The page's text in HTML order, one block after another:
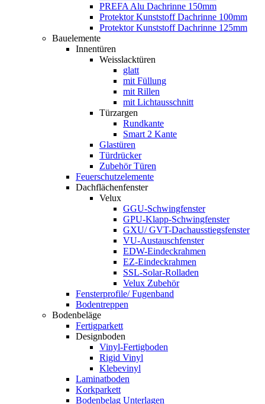
PREFA Alu Dachrinne 150mm
Protektor Kunststoff Dachrinne 100mm
Protektor Kunststoff Dachrinne 125mm
Bauelemente
Innentüren
Weisslacktüren
glatt
mit Füllung
mit Rillen
mit Lichtausschnitt
Türzargen
Rundkante
Smart 2 Kante
Glastüren
Türdrücker
Zubehör Türen
Feuerschutzelemente
Dachflächenfenster
Velux
GGU-Schwingfenster
GPU-Klapp-Schwingfenster
GXU/ GVT-Dachausstiegsfenster
VU-Austauschfenster
EDW-Eindeckrahmen
EZ-Eindeckrahmen
SSL-Solar-Rolladen
Velux Zubehör
Fensterprofile/ Fugenband
Bodentreppen
Bodenbeläge
Fertigparkett
Designboden
Vinyl-Fertigboden
Rigid Vinyl
Klebevinyl
Laminatboden
Korkparkett
Bodenbelag Unterlagen